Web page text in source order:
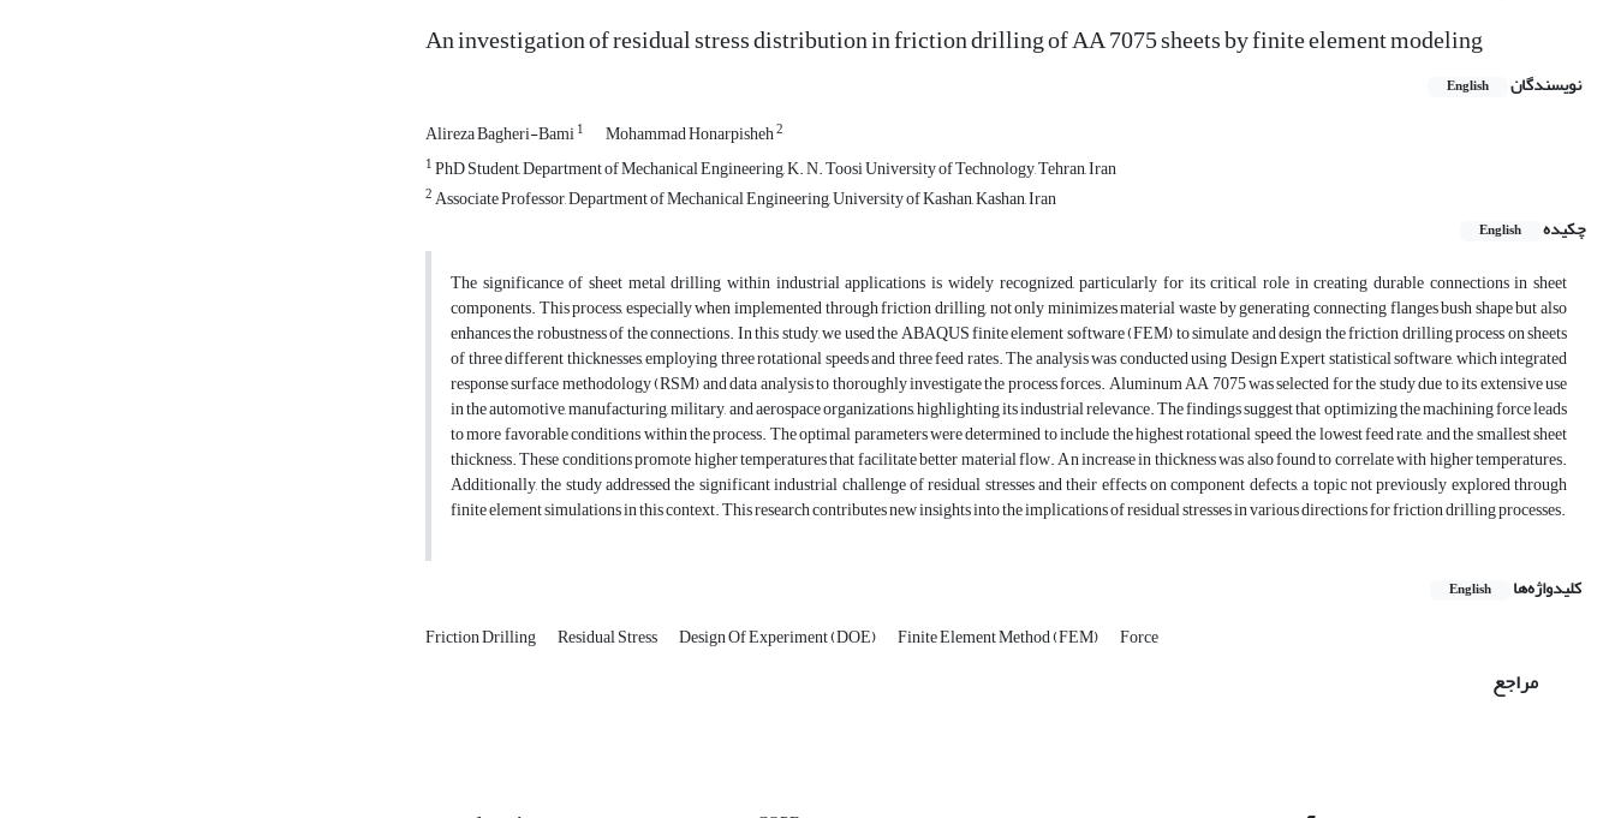
An investigation of residual stress distribution in friction drilling of AA 7075 sheets by finite element modeling
نویسندگان English
Alireza Bagheri-Bami1 Mohammad Honarpisheh2
1PhD Student, Department of Mechanical Engineering, K. N. Toosi University of Technology, Tehran, Iran
2Associate Professor, Department of Mechanical Engineering, University of Kashan, Kashan, Iran
چکیده
English
The significance of sheet metal drilling within industrial applications is widely recognized, particularly for its critical role in creating durable connections in sheet
components. This process, especially when implemented through friction drilling, not only minimizes material waste by generating connecting flanges bush shape but also
enhances the robustness of the connections. In this study, we used the ABAQUS finite element software (FEM) to simulate and design the friction drilling process on sheets
of three different thicknesses, employing three rotational speeds and three feed rates. The analysis was conducted using Design Expert statistical software, which integrated
response surface methodology (RSM) and data analysis to thoroughly investigate the process forces. Aluminum AA 7075 was selected for the study due to its extensive use
in the automotive, manufacturing, military, and aerospace organizations, highlighting its industrial relevance. The findings suggest that optimizing the machining force leads
to more favorable conditions within the process. The optimal parameters were determined to include the highest rotational speed, the lowest feed rate, and the smallest sheet
thickness. These conditions promote higher temperatures that facilitate better material flow. An increase in thickness was also found to correlate with higher temperatures.
Additionally, the study addressed the significant industrial challenge of residual stresses and their effects on component defects, a topic not previously explored through
finite element simulations in this context. This research contributes new insights into the implications of residual stresses in various directions for friction drilling processes.
کلیدواژه‌ها English
Friction Drilling Residual Stress Design Of Experiment (DOE) Finite Element Method (FEM) Force
مراجع